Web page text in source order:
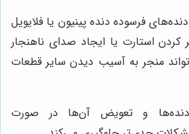
دنده‌های فرسوده دنده پینیون یا فلایویل
کردن استارت یا ایجاد صدای ناهنجار
منجر به آسیب دیدن سایر قطعات
دنده‌ها و تعویض آن‌ها در صورت